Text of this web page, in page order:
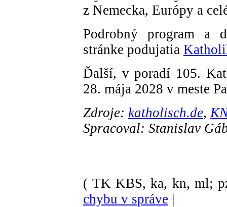
z Nemecka, Európy a
Podrobný program a
stránke podujatia
Ďalší, v poradí 105.
28. mája 2028 v meste
Zdroje: katholisch.de,
Spracoval: Stanislav
( TK KBS, ka, kn, ml;
chybu v správe |